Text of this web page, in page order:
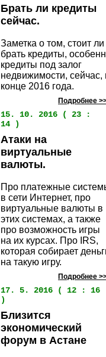
Брать ли кредиты
сейчас.
Заметка о том, стоит ли
брать кредиты,
кредиты под залог
недвижимости, сейчас,
конце 2016 года.
Подробнее
15. 10. 2016 ( 23 :
14 )
Атаки на
виртуальные
валюты.
Про платежные
в сети Интернет, про
виртуальные валюты в
этих системах, а также
про возможность игры
на их курсах. Про IRS,
которая собирает
на такую игру.
Подробнее
17. 5. 2016 ( 12 : 16
)
Близится
экономический
форум в Астане